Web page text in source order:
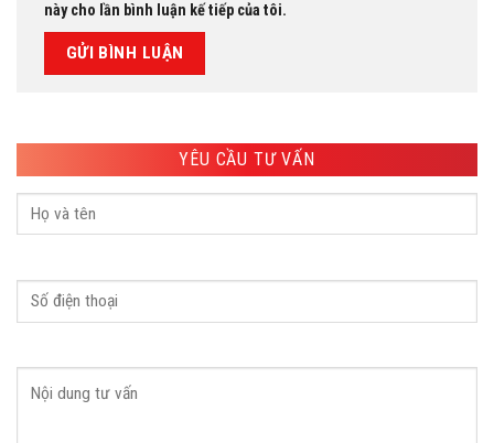
này cho lần bình luận kế tiếp của tôi.
YÊU CẦU TƯ VẤN